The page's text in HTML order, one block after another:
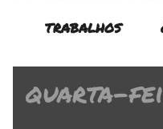
TRABALHOS
quarta-